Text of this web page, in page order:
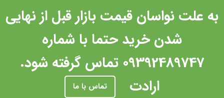
به علت نواسان قیمت بازار قبل از نهایی
شدن خرید حتما با شماره
09392489747 تماس گرفته شود.
ارادت
تماس با ما